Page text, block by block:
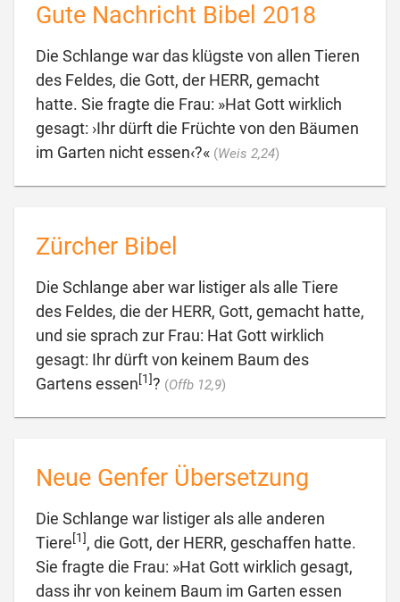
Gute Nachricht Bibel 2018
Die Schlange war das klügste von allen Tieren
des Feldes, die Gott, der HERR, gemacht
hatte. Sie fragte die Frau: »Hat Gott wirklich
gesagt: ›Ihr dürft die Früchte von den Bäumen
im Garten nicht essen‹?« (Weis 2,24)
Zürcher Bibel
Die Schlange aber war listiger als alle Tiere
des Feldes, die der HERR, Gott, gemacht hatte,
und sie sprach zur Frau: Hat Gott wirklich
gesagt: Ihr dürft von keinem Baum des
Gartens essen[1]? (Offb 12,9)
Neue Genfer Übersetzung
Die Schlange war listiger als alle anderen
Tiere[1], die Gott, der HERR, geschaffen hatte.
Sie fragte die Frau: »Hat Gott wirklich gesagt,
dass ihr von keinem Baum im Garten essen